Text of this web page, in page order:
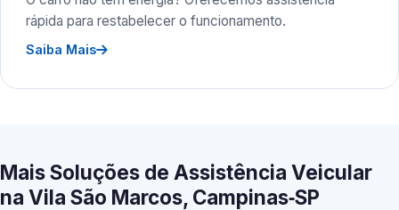
rápida para restabelecer o funcionamento.
Saiba Mais
Mais Soluções de Assistência Veicular
na Vila São Marcos, Campinas‑SP